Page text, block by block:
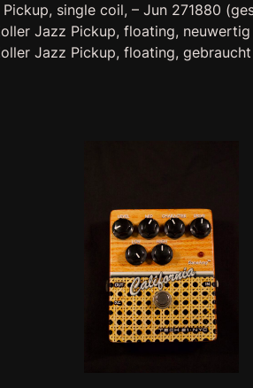
Pickup, single coil, – Jun 271880
Jazz Pickup, floating, neuwertig
Jazz Pickup, floating, gebraucht